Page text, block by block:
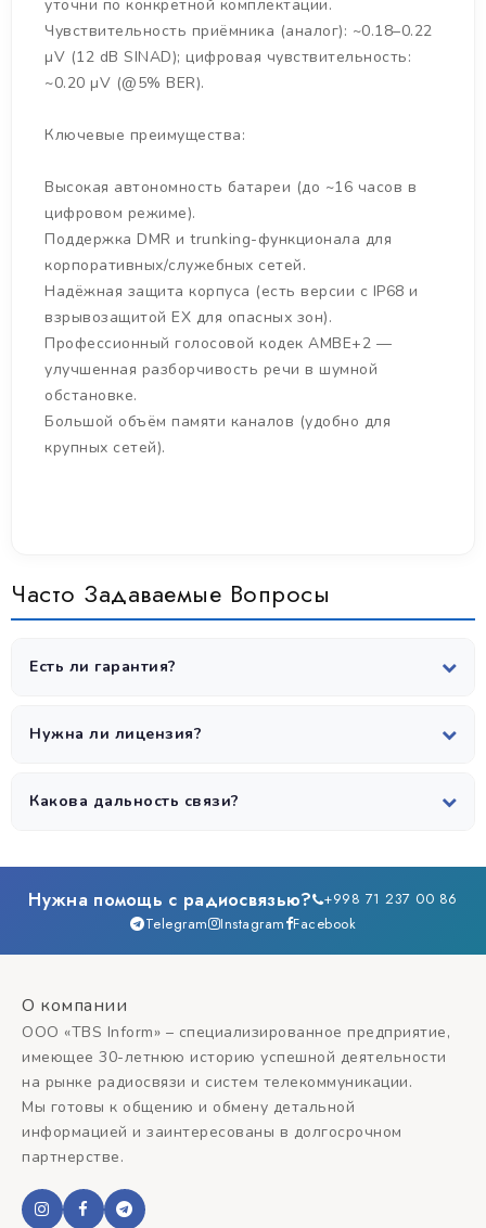
уточни по конкретной комплектации.
Чувствительность приёмника (аналог): ~0.18–0.22
µV (12 dB SINAD); цифровая чувствительность:
~0.20 µV (@5% BER).
Ключевые преимущества:
Высокая автономность батареи (до ~16 часов в
цифровом режиме).
Поддержка DMR и trunking-функционала для
корпоративных/служебных сетей.
Надёжная защита корпуса (есть версии с IP68 и
взрывозащитой EX для опасных зон).
Профессионный голосовой кодек AMBE+2 —
улучшенная разборчивость речи в шумной
обстановке.
Большой объём памяти каналов (удобно для
крупных сетей).
Часто Задаваемые Вопросы
Есть ли гарантия?
гарантией 12 месяцев.
Нужна ли лицензия?
ЦЭМС.
Какова дальность связи?
станцией — до 30-50 км.
Нужна помощь с радиосвязью?
+998 71 237 00 86
Telegram
Instagram Facebook
О компании
ООО «TBS Inform» – специализированное предприятие,
имеющее 30-летнюю историю успешной деятельности
на рынке радиосвязи и систем телекоммуникации.
Мы готовы к общению и обмену детальной
информацией и заинтересованы в долгосрочном
партнерстве.